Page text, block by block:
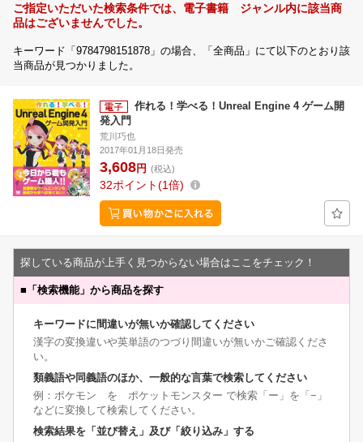
ご指定いただいた検索条件では、電子書籍 ジャンル内に該当商
品はございませんでした。
キーワード「9784798151878」の場合、「全商品」にて以下のとおり該
当商品が見つかりました。
作れる！学べる！Unreal Engine 4 ゲーム開
発入門
荒川巧也
2017年01月18日発売
3,608円 (税込)
32ポイント 1倍
探している商品が上手く見つからない場合はここをチェック！
■ 「検索機能」から商品を探す
キーワードに間違いが無いか確認してください
漢字の変換違いや英単語のつづり間違いが無いかご確認くださ
い。
類義語や同義語のほか、一般的な言葉で検索してください
例：ポケモン を ポケットモンスター で検索「ー」を「−」
などに変換して検索してください。
検索結果を「並び替え」及び「絞り込み」する